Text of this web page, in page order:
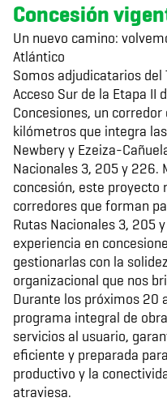
Concesión
Un nuevo camino:
Atlántico
Somos adjudicatarios
Acceso Sur de la Etapa II
Concesiones, un
kilómetros que integra
Newbery y Ezeiza-
Nacionales 3, 205 y 226.
concesión, este proyecto
corredores que forman
Rutas Nacionales 3, 205
experiencia en
gestionarlas con la
organizacional que nos
Durante los próximos 20
programa integral de
servicios al usuario,
eficiente y preparada
productivo y la
atraviesa.